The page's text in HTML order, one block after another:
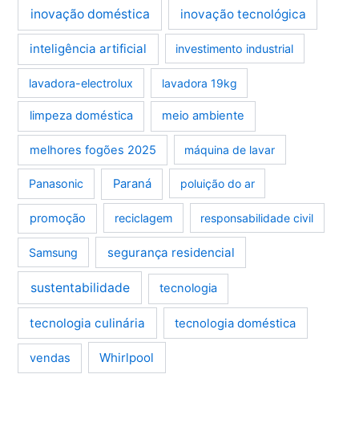
inovação doméstica inovação tecnológica
inteligência artificial investimento industrial
lavadora-electrolux lavadora 19kg
limpeza doméstica meio ambiente
melhores fogões 2025 máquina de lavar
Panasonic Paraná poluição do ar
promoção reciclagem responsabilidade civil
Samsung segurança residencial
sustentabilidade tecnologia
tecnologia culinária tecnologia doméstica
vendas Whirlpool